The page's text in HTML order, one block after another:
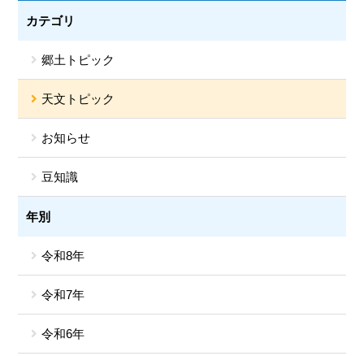
カテゴリ
郷土トピック
天文トピック
お知らせ
豆知識
年別
令和8年
令和7年
令和6年